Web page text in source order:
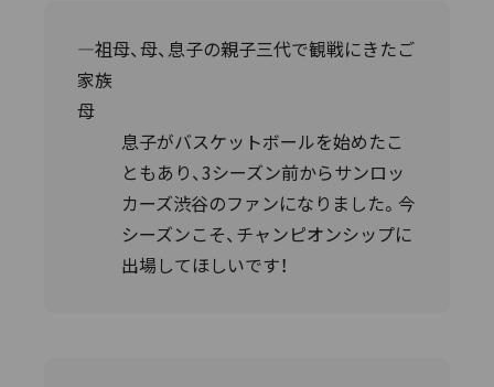
―祖母、母、息子の親子三代で観戦にきたご
家族
母
息子がバスケットボールを始めたこ
ともあり、3シーズン前からサンロッ
カーズ渋谷のファンになりました。今
シーズンこそ、チャンピオンシップに
出場してほしいです！